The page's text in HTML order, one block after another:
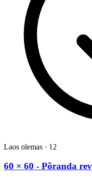
Laos olemas · 12
60 × 60 - Põranda